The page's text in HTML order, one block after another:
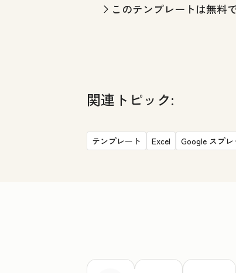
このテンプレートは無料
関連トピック:
テンプレート Excel Google スプ